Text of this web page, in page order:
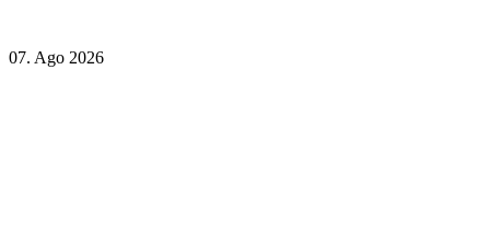
07. Ago 2026